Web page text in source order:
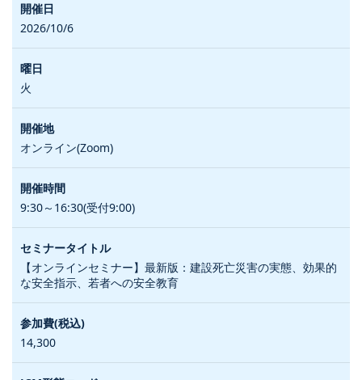
2026/10/6
火
オンライン(Zoom)
9:30～16:30(受付9:00)
【オンラインセミナー】最新版：建設死亡災害の実態、効果的
な安全指示、若者への安全教育
14,300